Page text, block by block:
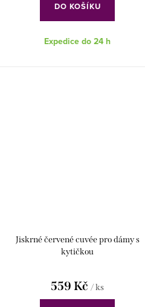
DO KOŠÍKU
Expedice do 24 h
Jiskrné červené cuvée pro dámy s
kytičkou
559 Kč / ks